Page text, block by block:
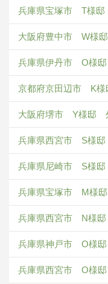
兵庫県宝塚市 T様
大阪府豊中市 W様
兵庫県伊丹市 O様
京都府京田辺市 K
大阪府堺市 Y様邸
兵庫県西宮市 S様
兵庫県尼崎市 S様
兵庫県宝塚市 M様
兵庫県西宮市 N様
兵庫県神戸市 O様
兵庫県西宮市 O様